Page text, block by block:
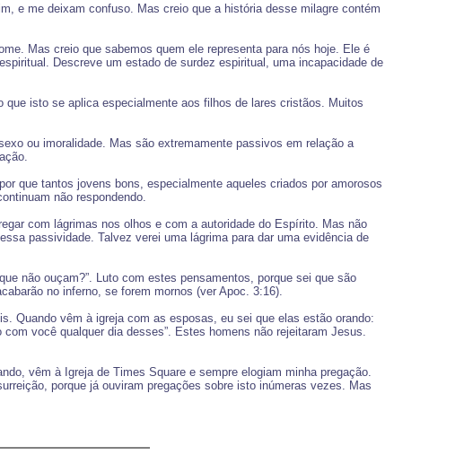
e me deixam confuso. Mas creio que a história desse milagre contém
Mas creio que sabemos quem ele representa para nós hoje. Ele é
Descreve um estado de surdez espiritual, uma incapacidade de
que isto se aplica especialmente aos filhos de lares cristãos. Muitos
ou imoralidade. Mas são extremamente passivos em relação a
que tantos jovens bons, especialmente aqueles criados por amorosos
não respondendo.
com lágrimas nos olhos e com a autoridade do Espírito. Mas não
passividade. Talvez verei uma lágrima para dar uma evidência de
não ouçam?”. Luto com estes pensamentos, porque sei que são
no inferno, se forem mornos (ver Apoc. 3:16).
Quando vêm à igreja com as esposas, eu sei que elas estão orando:
você qualquer dia desses”. Estes homens não rejeitaram Jesus.
vêm à Igreja de Times Square e sempre elogiam minha pregação.
porque já ouviram pregações sobre isto inúmeras vezes. Mas